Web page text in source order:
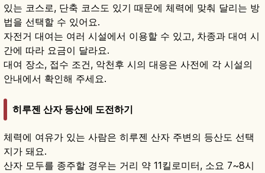
있는 코스로, 단축 코스도 있기 때문에 체력에 맞춰 달리는 방
법을 선택할 수 있어요.
자전거 대여는 여러 시설에서 이용할 수 있고, 차종과 대여 시
간에 따라 요금이 달라요.
대여 장소, 접수 조건, 악천후 시의 대응은 사전에 각 시설의
안내에서 확인해 주세요.
히루젠 산자 등산에 도전하기
체력에 여유가 있는 사람은 히루젠 산자 주변의 등산도 선택
지가 돼요.
산자 모두를 종주할 경우는 거리 약 11킬로미터, 소요 7~8시